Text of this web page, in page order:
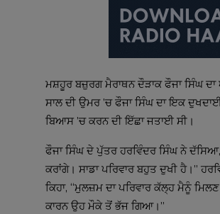
ਮਸ਼ਹੂਰ ਬਜ਼ੁਰਗ ਮੈਰਾਥਨ ਦੌੜਾਕ ਫੌਜਾ ਸਿੰਘ
ਸਾਲ ਦੀ ਉਮਰ ’ਚ ਫੌਜਾ ਸਿੰਘ ਦਾ ਇਕ
ਬਿਆਸ ’ਚ ਕਰਨ ਦੀ ਇੱਛਾ ਜਤਾਈ ਸੀ।
ਫੌਜਾ ਸਿੰਘ ਦੇ ਪੁੱਤਰ ਹਰਵਿੰਦਰ ਸਿੰਘ ਨੇ
ਕਰਾਂਗੇ। ਸਾਡਾ ਪਰਿਵਾਰ ਬਹੁਤ ਦੁਖੀ ਹੈ।”
ਕਿਹਾ, “ਮੁਲਜ਼ਮ ਦਾ ਪਰਿਵਾਰ ਕੱਲ੍ਹ ਮੈਨੂੰ
ਕਾਰਨ ਉਹ ਮੌਕੇ ਤੋਂ ਭੱਜ ਗਿਆ।”